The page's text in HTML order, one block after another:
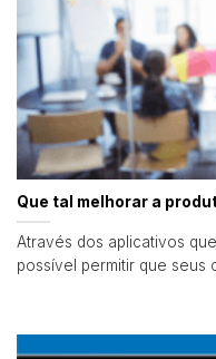
Que tal melhorar a
Através dos aplicativos
possível permitir que seus